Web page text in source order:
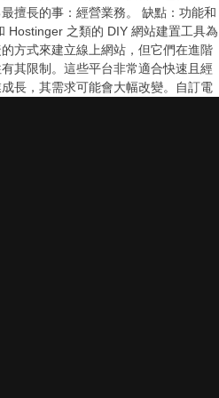
擅長的事：經營業務。 缺點：功能和
Hostinger 之類的 DIY 網站建置工具為
方式來建立線上網站，但它們在進階
其限制。這些平台非常適合快速且經
長，其需求可能會大幅改變。自訂電